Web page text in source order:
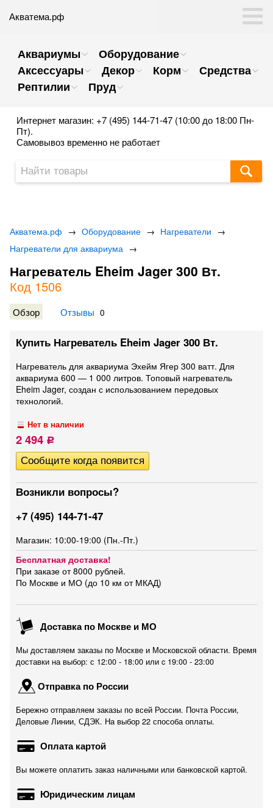
Акватема.рф
Аквариумы
Оборудование
Аксессуары
Декор Корм
Средства
Рептилии
Пруд
Интернет магазин: +7 (495) 144-71-47 (10:00 до 18:00 Пн-
Пт).
Самовывоз временно не работает
Акватема.рф → Оборудование → Нагреватели →
Нагреватели для аквариума →
Нагреватель Eheim Jager 300 Вт.
Код 1506
Обзор Отзывы 0
Купить Нагреватель Eheim Jager 300 Вт.
Нагреватель для аквариума Эхейм Ягер 300 ватт. Для
аквариума 600 — 1 000 литров. Топовый нагреватель
Eheim Jager, создан с использованием передовых
технологий.
Нет в наличии
2 494 Р
Возникли вопросы?
+7 (495) 144-71-47
Магазин: 10:00-19:00 (Пн.-Пт.)
Бесплатная доставка!
При заказе от 8000 рублей.
По Москве и МО (до 10 км от МКАД)
Доставка по Москве и МО
Мы доставляем заказы по Москве и Московской области. Время
доставки на выбор: с 12:00 - 18:00 или c 19:00 - 23:00
Отправка по России
Бережно отправляем заказы по всей России. Почта России,
Деловые Линии, СДЭК. На выбор 22 способа оплаты.
Оплата картой
Вы можете оплатить заказ наличными или банковской картой.
Юридическим лицам